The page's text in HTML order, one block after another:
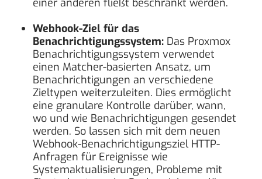
Webhook-Ziel für das
Benachrichtigungssystem: Das Proxmox
Benachrichtigungssystem verwendet
einen Matcher-basierten Ansatz, um
Benachrichtigungen an verschiedene
Zieltypen weiterzuleiten. Dies ermöglicht
eine granulare Kontrolle darüber, wann,
wo und wie Benachrichtigungen gesendet
werden. So lassen sich mit dem neuen
Webhook-Benachrichtigungsziel HTTP-
Anfragen für Ereignisse wie
Systemaktualisierungen, Probleme mit